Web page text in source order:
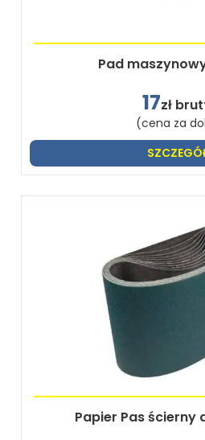
Pad
17zł
(cena za
Papier Pas ścierny